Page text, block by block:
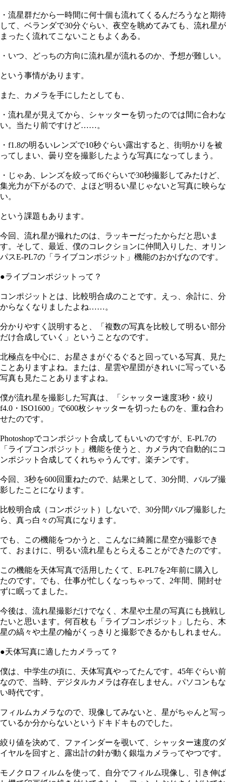
・流星群だから一時間に何十個も流れてくるんだろうなと期待
して、ベランダで30分ぐらい、夜空を眺めてみても、流れ星が
まったく流れてこないこともよくある。
・いつ、どっちの方向に流れ星が流れるのか、予想が難しい。
という事情があります。
また、カメラを手にしたとしても、
・流れ星が見えてから、シャッターを切ったのでは間に合わな
い。当たり前ですけど……。
・f1.8の明るいレンズで10秒ぐらい露出すると、街明かりを被
ってしまい、曇り空を撮影したような写真になってしまう。
・じゃあ、レンズを絞ってf6ぐらいで30秒撮影してみたけど、
集光力が下がるので、よほど明るい星じゃないと写真に映らな
い。
という課題もあります。
今回、流れ星が撮れたのは、ラッキーだったからだと思いま
す。そして、最近、僕のコレクションに仲間入りした、オリン
パスE-PL7の「ライブコンポジット」機能のおかげなのです。
●ライブコンポジットって？
コンポジットとは、比較明合成のことです。えっ、余計に、分
からなくなりましたよね……。
分かりやすく説明すると、「複数の写真を比較して明るい部分
だけ合成していく」ということなのです。
北極点を中心に、お星さまがぐるぐると回っている写真、見た
ことありますよね。または、星雲や星団がきれいに写っている
写真も見たことありますよね。
僕が流れ星を撮影した写真は、「シャッター速度3秒・絞り
f4.0・ISO1600」で600枚シャッターを切ったものを、重ね合わ
せたのです。
Photoshopでコンポジット合成してもいいのですが、E-PL7の
「ライブコンポジット」機能を使うと、カメラ内で自動的にコ
ンポジット合成してくれちゃうんです。楽チンです。
今回、3秒を600回重ねたので、結果として、30分間、バルブ撮
影したことになります。
比較明合成（コンポジット）しないで、30分間バルブ撮影した
ら、真っ白々の写真になります。
でも、この機能をつかうと、こんなに綺麗に星空が撮影でき
て、おまけに、明るい流れ星もとらえることができたのです。
この機能を天体写真で活用したくて、E-PL7を2年前に購入し
たのです。でも、仕事が忙しくなっちゃって、2年間、開封せ
ずに眠ってました。
今後は、流れ星撮影だけでなく、木星や土星の写真にも挑戦し
たいと思います。何百枚も「ライブコンポジット」したら、木
星の縞々や土星の輪がくっきりと撮影できるかもしれません。
●天体写真に適したカメラって？
僕は、中学生の頃に、天体写真やってたんです。45年ぐらい前
なので、当時、デジタルカメラは存在しません。パソコンもな
い時代です。
フィルムカメラなので、現像してみないと、星がちゃんと写っ
ているか分からないというドキドキものでした。
絞り値を決めて、ファインダーを覗いて、シャッター速度のダ
イヤルを回すと、露出計の針が動く銀塩カメラってやつです。
モノクロフィルムを使って、自分でフィルム現像し、引き伸ば